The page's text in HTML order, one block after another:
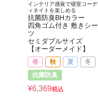
インテリア感覚で寝室コーデ
ィネイトを楽しめる
抗菌防臭BHカラー
四角ゴム付き 敷きシー
ツ
セミダブルサイズ
【オーダーメイド】
春 秋 夏
冬
抗菌防臭
¥6,369税込